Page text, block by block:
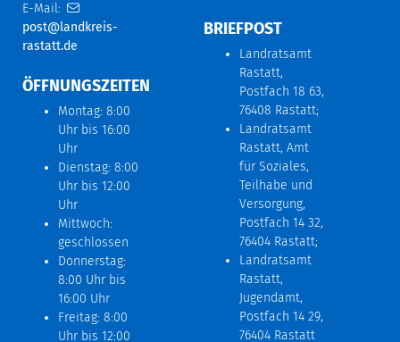
E-Mail:
post@landkreis-
rastatt.de
ÖFFNUNGSZEITEN
Montag: 8:00
Uhr bis 16:00
Uhr
Dienstag: 8:00
Uhr bis 12:00
Uhr
Mittwoch:
geschlossen
Donnerstag:
8:00 Uhr bis
16:00 Uhr
Freitag: 8:00
Uhr bis 12:00
BRIEFPOST
Landratsamt
Rastatt,
Postfach 18 63,
76408 Rastatt;
Landratsamt
Rastatt, Amt
für Soziales,
Teilhabe und
Versorgung,
Postfach 14 32,
76404 Rastatt;
Landratsamt
Rastatt,
Jugendamt,
Postfach 14 29,
76404 Rastatt